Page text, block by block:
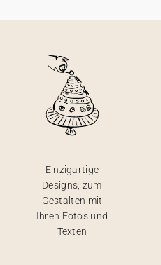
Einzigartige
Designs, zum
Gestalten mit
Ihren Fotos und
Texten